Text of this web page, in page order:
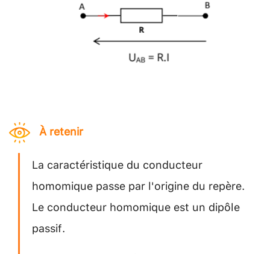
À retenir
La caractéristique du conducteur
homomique passe par l'origine du repère.
Le conducteur homomique est un dipôle
passif.